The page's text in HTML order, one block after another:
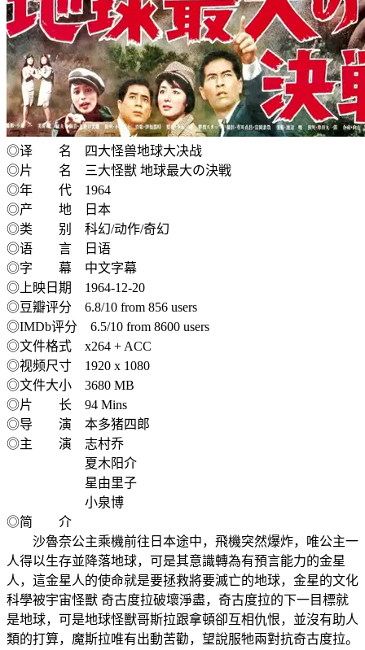
◎译 名 四大怪兽地球大决战
◎片 名 三大怪獣 地球最大の決戦
◎年 代 1964
◎产 地 日本
◎类 别 科幻/动作/奇幻
◎语 言 日语
◎字 幕 中文字幕
◎上映日期 1964-12-20
◎豆瓣评分 6.8/10 from 856 users
◎IMDb评分 6.5/10 from 8600 users
◎文件格式 x264 + ACC
◎视频尺寸 1920 x 1080
◎文件大小 3680 MB
◎片 长 94 Mins
◎导 演 本多猪四郎
◎主 演 志村乔
夏木阳介
星由里子
小泉博
◎简 介
沙魯奈公主乘機前往日本途中，飛機突然爆炸，唯公主一
人得以生存並降落地球，可是其意識轉為有預言能力的金星
人，這金星人的使命就是要拯救將要滅亡的地球，金星的文化
科學被宇宙怪獸 奇古度拉破壞淨盡，奇古度拉的下一目標就
是地球，可是地球怪獸哥斯拉跟拿頓卻互相仇恨，並沒有助人
類的打算，魔斯拉唯有出動苦勸，望說服牠兩對抗奇古度拉。